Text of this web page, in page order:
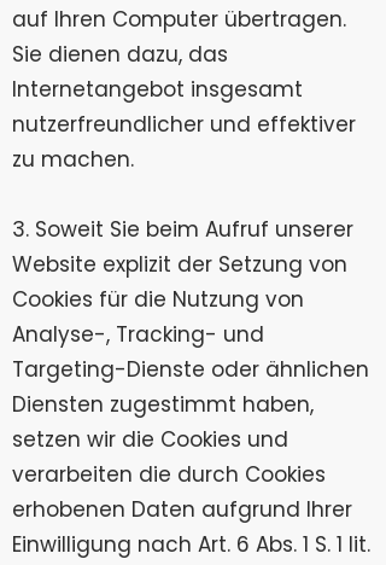
auf Ihren Computer übertragen.
Sie dienen dazu, das
Internetangebot insgesamt
nutzerfreundlicher und effektiver
zu machen.
3. Soweit Sie beim Aufruf unserer
Website explizit der Setzung von
Cookies für die Nutzung von
Analyse-, Tracking- und
Targeting-Dienste oder ähnlichen
Diensten zugestimmt haben,
setzen wir die Cookies und
verarbeiten die durch Cookies
erhobenen Daten aufgrund Ihrer
Einwilligung nach Art. 6 Abs. 1 S. 1 lit.